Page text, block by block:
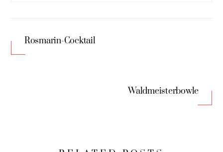
Rosmarin-Cocktail
Waldmeisterbowle